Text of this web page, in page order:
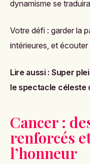
dynamisme se
Votre défi : garder la
intérieures, et
Lire aussi : Super
le spectacle céleste
Cancer :
renforcés
l’honneur